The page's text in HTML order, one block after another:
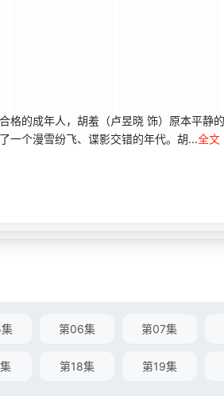
成年人，胡羞（卢昱晓 饰）原本平静的
一个漫雪纷飞、谍影交错的年代。胡...全文
第06集 第07集
第18集 第19集